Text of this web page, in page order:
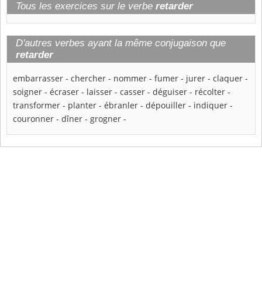
Tous les exercices sur le verbe retarder
D'autres verbes ayant la même conjugaison que
retarder
embarrasser - chercher - nommer - fumer - jurer - claquer -
soigner - écraser - laisser - casser - déguiser - récolter -
transformer - planter - ébranler - dépouiller - indiquer -
couronner - dîner - grogner -